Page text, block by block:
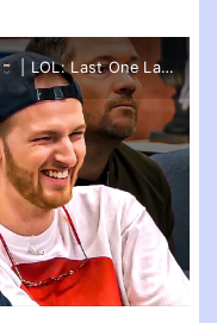
| LOL: Last One Laughing Seizoen 4